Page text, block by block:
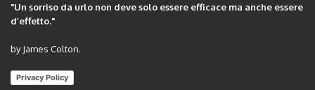
"Un sorriso da urlo non deve solo essere efficace ma anche essere
d’effetto."
by James Colton.
Privacy Policy